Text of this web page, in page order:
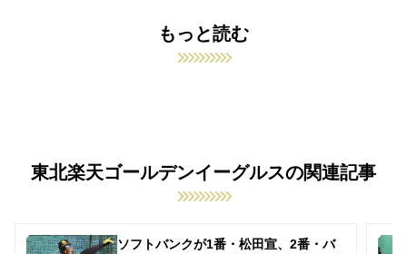
もっと読む
東北楽天ゴールデンイーグルスの関連記事
ソフトバンクが1番・松田宣、2番・バ